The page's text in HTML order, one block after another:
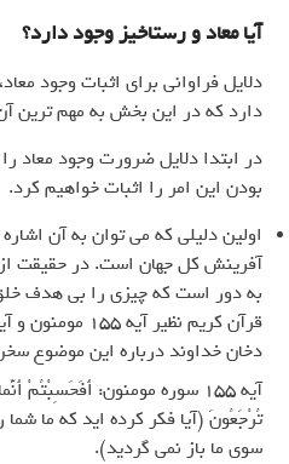
آیا معاد و رستاخیز وجود دارد؟
دلایل فراوانی برای اثبات وجود
دارد که در این بخش به مهم ترین
در ابتدا دلایل ضرورت وجود معاد
بودن این امر را اثبات خواهیم کرد.
اولین دلیلی که می توان به آن
آفرینش کل جهان است. در حقیقت از
به دور است که چیزی را بی هدف
دخان خداوند درباره این موضوع
آیه 155 سوره مومنون: أَفَحَسِبْتُمْ
تُرْجَعُونَ (آیا فکر کرده اید که ما
سوی ما باز نمی گردید).